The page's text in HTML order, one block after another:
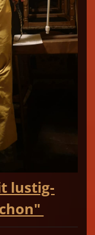
lustig-